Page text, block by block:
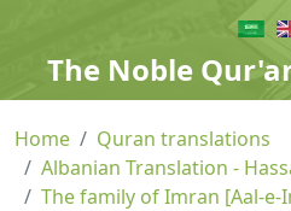
The Noble
Home
Quran translations
Albanian Translation -
The family of Imran [Aal-e-